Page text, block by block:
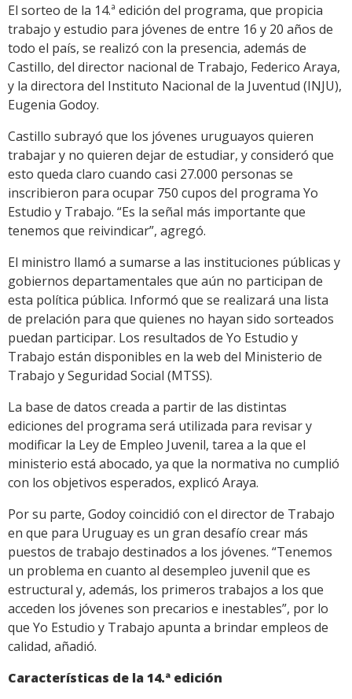
El sorteo de la 14.ª edición del programa, que propicia
trabajo y estudio para jóvenes de entre 16 y 20 años de
todo el país, se realizó con la presencia, además de
Castillo, del director nacional de Trabajo, Federico Araya,
y la directora del Instituto Nacional de la Juventud (INJU),
Eugenia Godoy.
Castillo subrayó que los jóvenes uruguayos quieren
trabajar y no quieren dejar de estudiar, y consideró que
esto queda claro cuando casi 27.000 personas se
inscribieron para ocupar 750 cupos del programa Yo
Estudio y Trabajo. “Es la señal más importante que
tenemos que reivindicar”, agregó.
El ministro llamó a sumarse a las instituciones públicas y
gobiernos departamentales que aún no participan de
esta política pública. Informó que se realizará una lista
de prelación para que quienes no hayan sido sorteados
puedan participar. Los resultados de Yo Estudio y
Trabajo están disponibles en la web del Ministerio de
Trabajo y Seguridad Social (MTSS).
La base de datos creada a partir de las distintas
ediciones del programa será utilizada para revisar y
modificar la Ley de Empleo Juvenil, tarea a la que el
ministerio está abocado, ya que la normativa no cumplió
con los objetivos esperados, explicó Araya.
Por su parte, Godoy coincidió con el director de Trabajo
en que para Uruguay es un gran desafío crear más
puestos de trabajo destinados a los jóvenes. “Tenemos
un problema en cuanto al desempleo juvenil que es
estructural y, además, los primeros trabajos a los que
acceden los jóvenes son precarios e inestables”, por lo
que Yo Estudio y Trabajo apunta a brindar empleos de
calidad, añadió.
Características de la 14.ª edición